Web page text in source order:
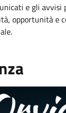
e gli avvisi
opportunità e